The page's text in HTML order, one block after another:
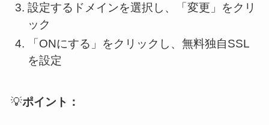
設定するドメインを選択し、「変更」をクリ
ック
「ONにする」をクリックし、無料独自SSL
を設定
💡ポイント：